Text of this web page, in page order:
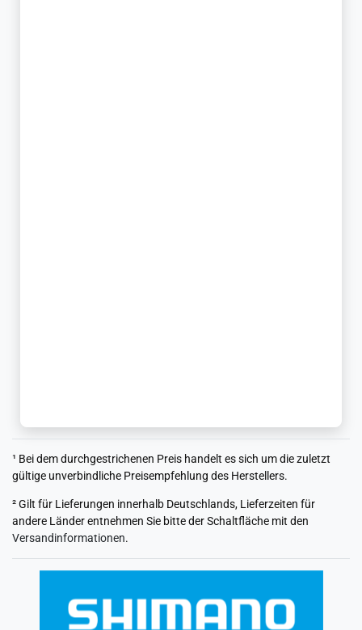
¹ Bei dem durchgestrichenen Preis handelt es sich um die zuletzt
gültige unverbindliche Preisempfehlung des Herstellers.
² Gilt für Lieferungen innerhalb Deutschlands, Lieferzeiten für
andere Länder entnehmen Sie bitte der Schaltfläche mit den
Versandinformationen.